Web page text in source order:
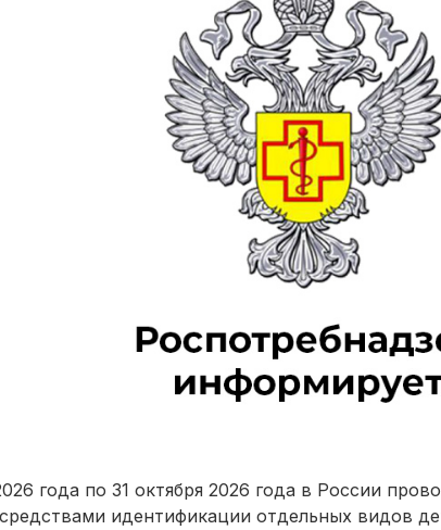
года по 31 октября 2026 года в России
идентификации отдельных видов